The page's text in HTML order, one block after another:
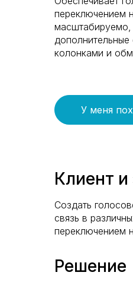
переключением
масштабируемо,
колонками и
У меня
Клиент и
Создать
связь в
переключением
Решение